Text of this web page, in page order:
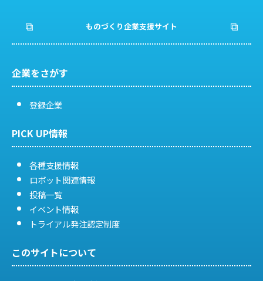
ものづくり企業支援サイト
企業をさがす
登録企業
PICK UP情報
各種支援情報
ロボット関連情報
投稿一覧
イベント情報
トライアル発注認定制度
このサイトについて